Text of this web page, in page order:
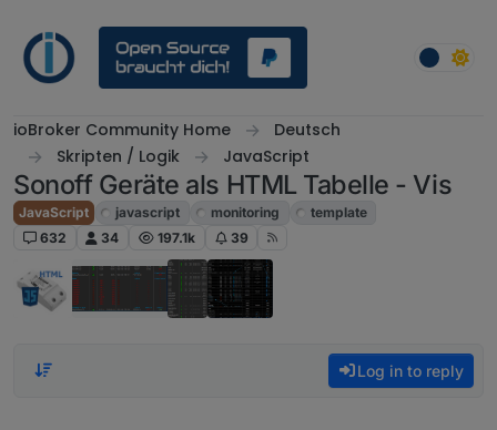
ioBroker Community Home
Deutsch
Skripten / Logik
JavaScript
Sonoff Geräte als HTML Tabelle - Vis
JavaScript javascript monitoring
template
632
34 197.1k 39
Log in to reply